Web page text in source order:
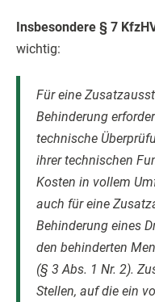
Insbesondere § 7
wichtig:
Für eine
Behinderung
technische
ihrer technischen
Kosten in vollem
auch für eine
Behinderung eines
den behinderten
(§ 3 Abs. 1 Nr. 2).
Stellen, auf die ein